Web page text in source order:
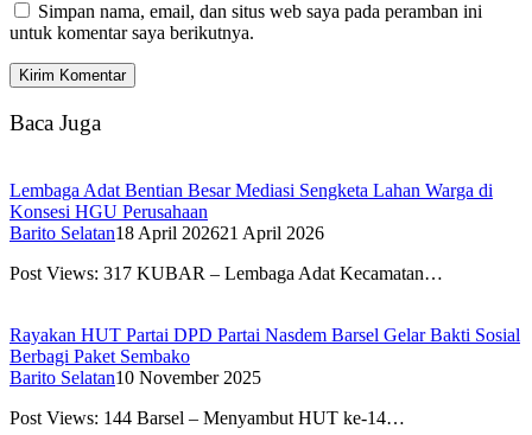
Simpan nama, email, dan situs web saya pada peramban ini
untuk komentar saya berikutnya.
Baca Juga
Lembaga Adat Bentian Besar Mediasi Sengketa Lahan Warga di
Konsesi HGU Perusahaan
Barito Selatan18 April 202621 April 2026
Post Views: 317 KUBAR – Lembaga Adat Kecamatan…
Rayakan HUT Partai DPD Partai Nasdem Barsel Gelar Bakti Sosial
Berbagi Paket Sembako
Barito Selatan10 November 2025
Post Views: 144 Barsel – Menyambut HUT ke-14…